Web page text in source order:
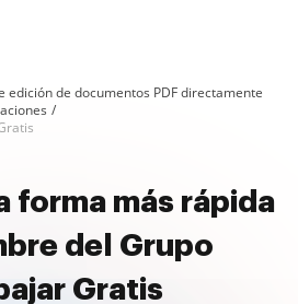
edición de documentos PDF directamente
forma más rápida
del Grupo
Gratis